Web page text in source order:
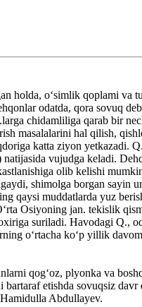
holda, oʻsimlik qoplami va
odatda, qora sovuq
chidamliliga qarab bir
masalalarini hal qilish,
katta ziyon
vujudga keladi.
olib kelishi
shimolga borgan
qaysi muddatlarda yuz
Osiyoning jan. tekislik
suriladi. Havodagi
oʻrtacha koʻp yillik
qogʻoz, plyonka va
etishda sovuqsiz
Abdullayev.